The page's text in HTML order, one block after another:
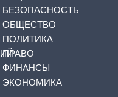
БЕЗОПАСНОСТЬ
ОБЩЕСТВО
ПОЛИТИКА
ПРАВО
ФИНАНСЫ
ЭКОНОМИКА